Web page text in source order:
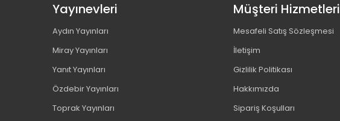
Yayınevleri
Aydın Yayınları
Miray Yayınları
Yanıt Yayınları
Özdebir Yayınları
Toprak Yayınları
Müşteri Hizmetleri
Mesafeli Satış Sözleşmesi
İletişim
Gizlilik Politikası
Hakkımızda
Sipariş Koşulları